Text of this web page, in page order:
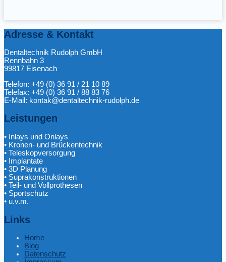
Adresse & Kontakt
Dentaltechnik Rudolph GmbH
Rennbahn 3
99817 Eisenach
Telefon: +49 (0) 36 91 / 21 10 89
Telefax: +49 (0) 36 91 / 88 83 76
E-Mail: kontak@dentaltechnik-rudolph.de
Leistungen
• Inlays und Onlays
• Kronen- und Brückentechnik
• Teleskopversorgung
• Implantate
• 3D Planung
• Suprakonstruktionen
• Teil- und Vollprothesen
• Sportschutz
• u.v.m.
Links
Home
Blog
Datenschutz